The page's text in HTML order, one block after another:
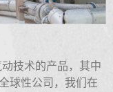
技术的产品，其中
球性公司，我们在